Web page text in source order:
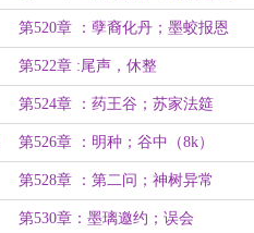
第520章 ：孽裔化丹；墨蛟报恩
第522章 :尾声，休整
第524章 ：药王谷；苏家法筵
第526章 ：明种；谷中（8k）
第528章 ：第二问；神树异常
第530章：墨璃邀约；误会